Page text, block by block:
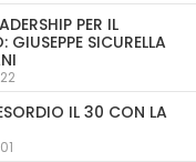
PER IL
SICURELLA
IL 30 CON LA